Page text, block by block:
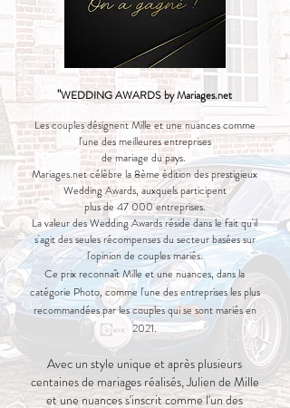
"WEDDING AWARDS by Mariages.net
Les couples désignent Mille et une nuances comme
l'une des meilleures entreprises
de mariage du pays.
Mariages.net célèbre la 8ème édition des prestigieux
Wedding Awards, auxquels participent
plus de 47 000 entreprises.
La valeur des Wedding Awards réside dans le fait qu'il
s'agit des seules récompenses du secteur basées sur
l'opinion de couples mariés.
Ce prix reconnaît Mille et une nuances, dans la
catégorie Photo, comme l'une des entreprises les plus
recommandées par les couples qui se sont mariés en
2021.
Avec un style unique et après plusieurs
centaines de mariages réalisés, Julien de Mille
et une nuances s'inscrit comme l'un des